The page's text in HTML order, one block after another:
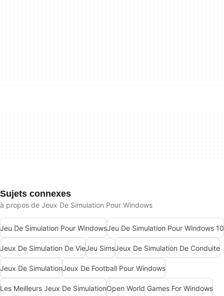
Sujets connexes
à propos de Jeux De Simulation Pour Windows
Jeu De Simulation Pour WindowsJeu De Simulation Pour Windows 10
Jeux De Simulation De VieJeu SimsJeux De Simulation De Conduite
Jeux De SimulationJeux De Football Pour Windows
Les Meilleurs Jeux De SimulationOpen World Games For Windows